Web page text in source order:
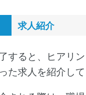
求人紹介
すると、ヒアリ
た求人を紹介して